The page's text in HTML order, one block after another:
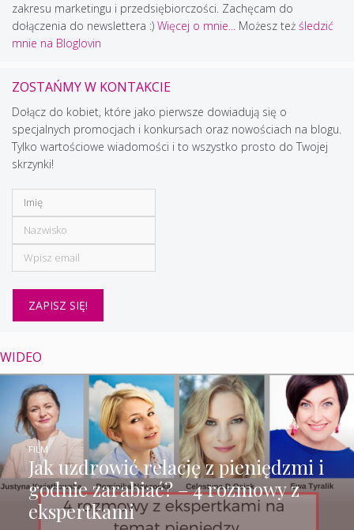
zakresu marketingu i przedsiębiorczości. Zachęcam do
dołączenia do newslettera :) Więcej o mnie... Możesz też śledzić
mnie na Bloglovin
ZOSTAŃMY W KONTAKCIE
Dołącz do kobiet, które jako pierwsze dowiadują się o
specjalnych promocjach i konkursach oraz nowościach na blogu.
Tylko wartościowe wiadomości i to wszystko prosto do Twojej
skrzynki!
WIDEO
Jak uzdrowić relację z pieniędzmi i
godnie zarabiać? – 4 rozmowy z
ekspertkami
FILM